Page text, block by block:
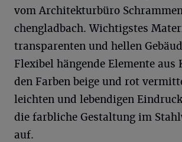
vom Architekturbüro
chengladbach. Wichtigstes
transparenten und hellen
Flexibel hängende Elemente aus
den Farben beige und rot
leichten und lebendigen
die farbliche Gestaltung im
auf.